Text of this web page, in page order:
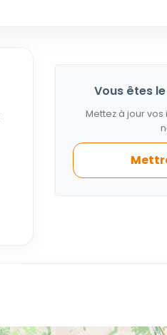
Vous êtes
Mettez à jour